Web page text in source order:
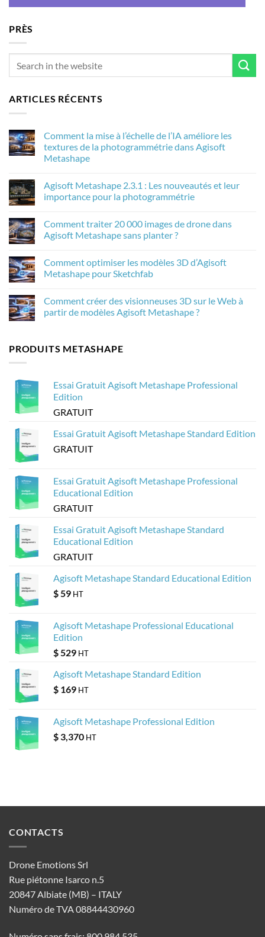
PRÈS
ARTICLES RÉCENTS
Comment la mise à l’échelle de l’IA améliore les
textures de la photogrammétrie dans Agisoft
Metashape
sur
Comment
la
l’échelle
de
l’IA
textures
de
la
Agisoft
Metashape
Agisoft Metashape 2.3.1 : Les nouveautés et leur
importance pour la photogrammétrie
sur
Agisoft
Metashape
Les
nouveautés
et
pour
photogrammétrie
Comment traiter 20 000 images de drone dans
Agisoft Metashape sans planter ?
sur
Comment
traiter
images
drone
sans
planter
Comment optimiser les modèles 3D d’Agisoft
Metashape pour Sketchfab
sur
Comment
optimiser
d’Agisoft
Metashape
Comment créer des visionneuses 3D sur le Web à
partir de modèles Agisoft Metashape ?
Comment
créer
Web
partir
modèles
Agisoft
Metashape
PRODUITS METASHAPE
Essai Gratuit Agisoft Metashape Professional
Edition
GRATUIT
Essai Gratuit Agisoft Metashape Standard Edition
GRATUIT
Essai Gratuit Agisoft Metashape Professional
Educational Edition
GRATUIT
Essai Gratuit Agisoft Metashape Standard
Educational Edition
GRATUIT
Agisoft Metashape Standard Educational Edition
$59 HT
Agisoft Metashape Professional Educational
Edition
$529 HT
Agisoft Metashape Standard Edition
$ 169 HT
Agisoft Metashape Professional Edition
$ 3,370 HT
CONTACTS
Drone Emotions Srl
Rue piétonne Isarco n.5
20847 Albiate (MB) – ITALY
Numéro de TVA 08844430960